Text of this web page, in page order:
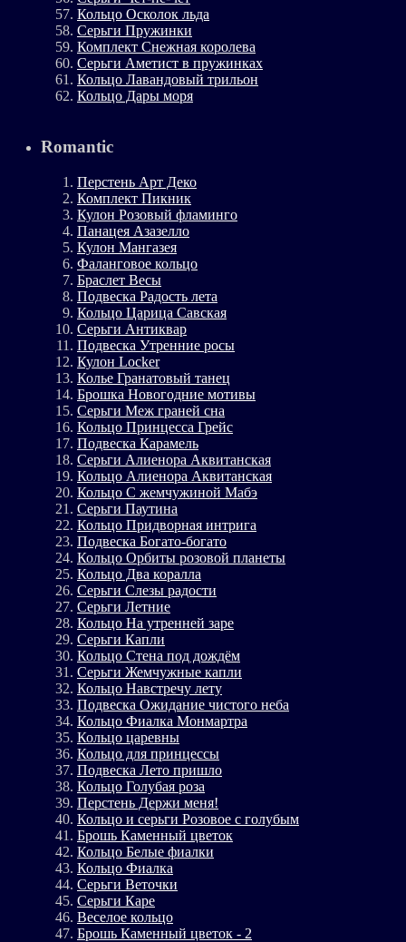
Кольцо Осколок льда
Серьги Пружинки
Комплект Снежная королева
Серьги Аметист в пружинках
Кольцо Лавандовый трильон
Кольцо Дары моря
Romantic
Перстень Арт Деко
Комплект Пикник
Кулон Розовый фламинго
Панацея Азазелло
Кулон Мангазея
Фаланговое кольцо
Браслет Весы
Подвеска Радость лета
Кольцо Царица Савская
Серьги Антиквар
Подвеска Утренние росы
Кулон Locker
Колье Гранатовый танец
Брошка Новогодние мотивы
Серьги Меж граней сна
Кольцо Принцесса Грейс
Подвеска Карамель
Серьги Алиенора Аквитанская
Кольцо Алиенора Аквитанская
Кольцо С жемчужиной Мабэ
Серьги Паутина
Кольцо Придворная интрига
Подвеска Богато-богато
Кольцо Орбиты розовой планеты
Кольцо Два коралла
Серьги Слезы радости
Серьги Летние
Кольцо На утренней заре
Серьги Капли
Кольцо Стена под дождём
Серьги Жемчужные капли
Кольцо Навстречу лету
Подвеска Ожидание чистого неба
Кольцо Фиалка Монмартра
Кольцо царевны
Кольцо для принцессы
Подвеска Лето пришло
Кольцо Голубая роза
Перстень Держи меня!
Кольцо и серьги Розовое с голубым
Брошь Каменный цветок
Кольцо Белые фиалки
Кольцо Фиалка
Серьги Веточки
Серьги Каре
Веселое кольцо
Брошь Каменный цветок - 2